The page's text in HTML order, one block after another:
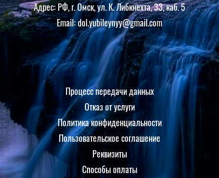
Адрес: РФ, г. Омск, ул. К. Либкнехта, 33, каб. 5
Email:dol.yubileynyy@gmail.com
Процесс передачи данных
Отказ от услуги
Политика конфиденциальности
Пользовательское соглашение
Реквизиты
Способы оплаты